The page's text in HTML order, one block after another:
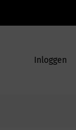
Inloggen